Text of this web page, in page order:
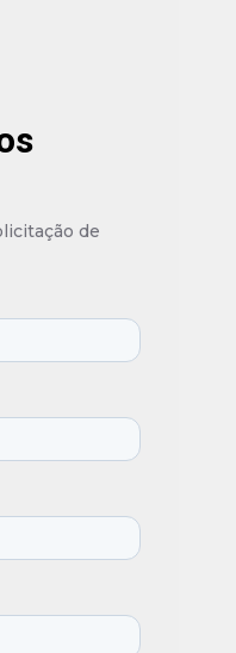
de